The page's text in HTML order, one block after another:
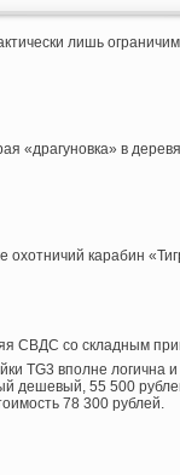
лишь
«драгуновка» в
карабин
СВДС со складным
TG3 вполне логична
55 500
78 300 рублей.